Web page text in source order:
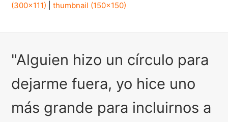
(300x111) |thumbnail (150x150)
"Alguien hizo un círculo para
dejarme fuera, yo hice uno
más grande para incluirnos a